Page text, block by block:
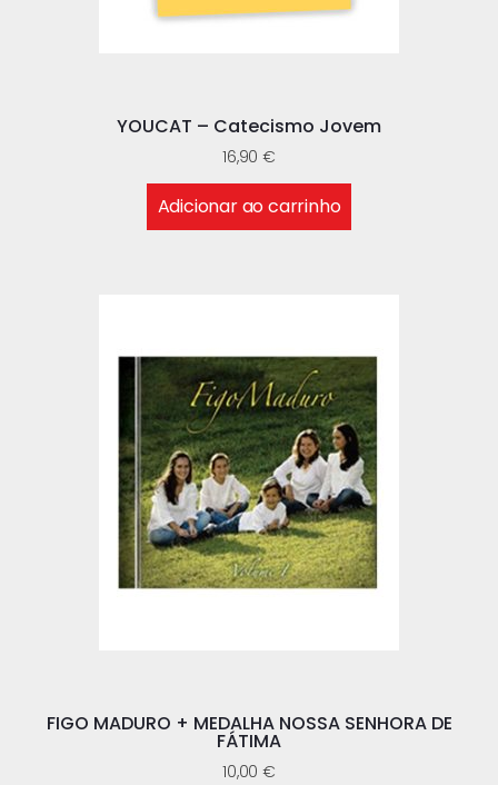
YOUCAT – Catecismo Jovem
16,90 €
Adicionar ao carrinho
FIGO MADURO + MEDALHA NOSSA SENHORA DE
FÁTIMA
10,00 €